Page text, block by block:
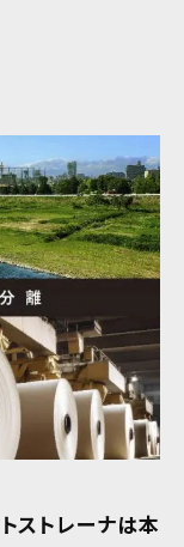
ストレーナは本